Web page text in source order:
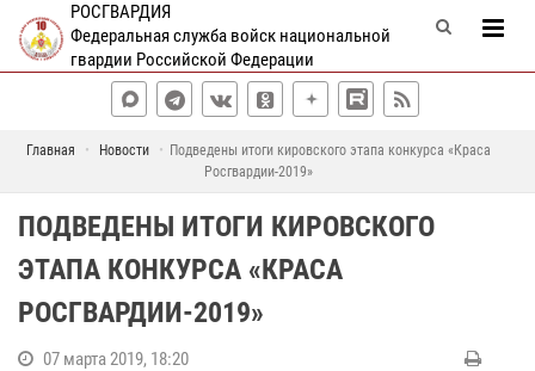
РОСГВАРДИЯ
Федеральная служба войск национальной
гвардии Российской Федерации
Главная Новости
Подведены итоги кировского этапа конкурса «Краса
Росгвардии-2019»
ПОДВЕДЕНЫ ИТОГИ КИРОВСКОГО
ЭТАПА КОНКУРСА «КРАСА
РОСГВАРДИИ-2019»
07 марта 2019, 18:20